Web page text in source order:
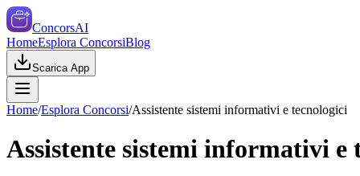
ConcorsAI
HomeEsplora ConcorsiBlog
Scarica App
Home/Esplora Concorsi/Assistente sistemi informativi e tecnologici
Assistente sistemi informativi e